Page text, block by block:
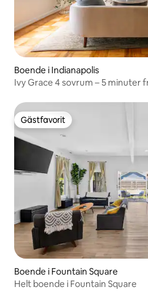
Boende i Indianapolis
Ivy Grace 4 sovrum – 5 minuter
Gästfavorit
Gästfavorit
Boende i Fountain Square
Helt boende i Fountain Square